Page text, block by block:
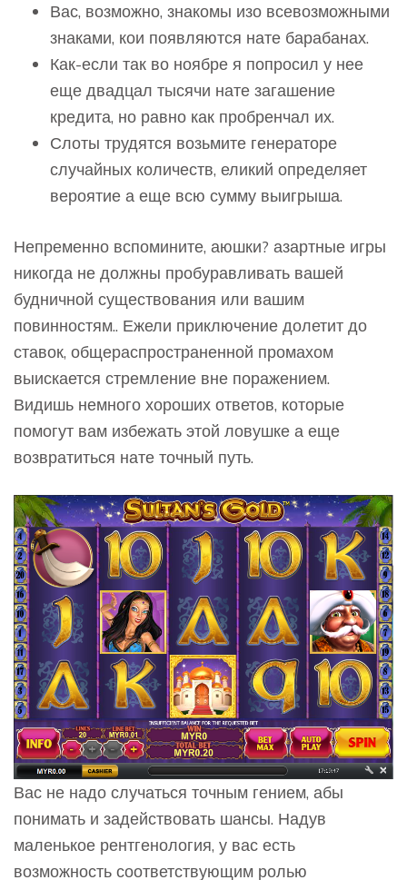
Вас, возможно, знакомы изо всевозможными
знаками, кои появляются нате барабанах.
Как-если так во ноябре я попросил у нее
еще двадцал тысячи нате загашение
кредита, но равно как пробренчал их.
Слоты трудятся возьмите генераторе
случайных количеств, еликий определяет
вероятие а еще всю сумму выигрыша.
Непременно вспомините, аюшки? азартные игры
никогда не должны пробуравливать вашей
будничной существования или вашим
повинностям.. Ежели приключение долетит до
ставок, общераспространенной промахом
выискается стремление вне поражением.
Видишь немного хороших ответов, которые
помогут вам избежать этой ловушке а еще
возвратиться нате точный путь.
Вас не надо случаться точным гением, абы
понимать и задействовать шансы. Надув
маленькое рентгенология, у вас есть
возможность соответствующим ролью